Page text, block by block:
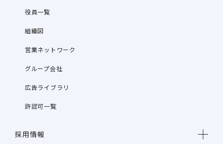
役員一覧
組織図
営業ネットワーク
グループ会社
広告ライブラリ
許認可一覧
採用情報